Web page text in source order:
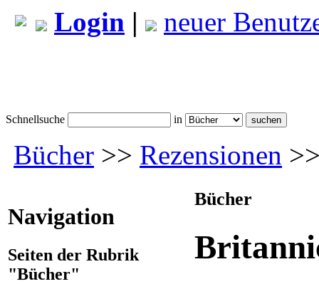
Login | neuer
Schnellsuche in
Bücher >> Rezensionen
Navigation
Seiten der Rubrik
"Bücher"
Bücher